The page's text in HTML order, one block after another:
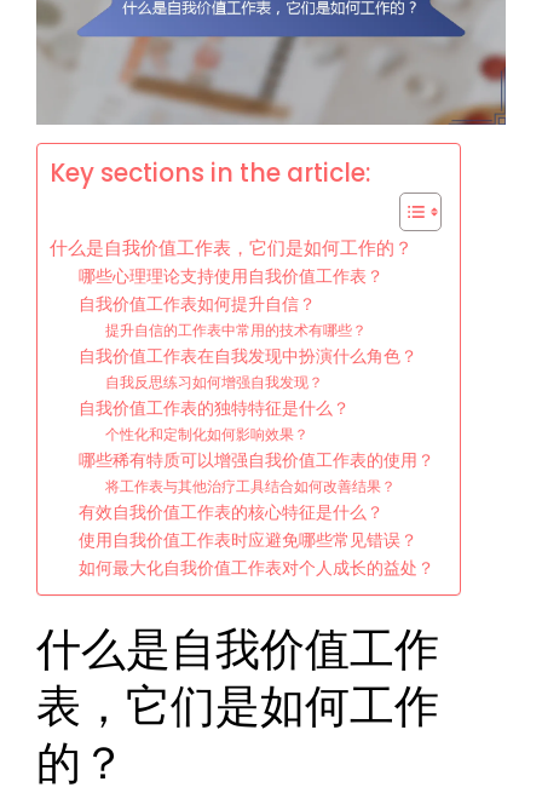
Key sections in the article:
什么是自我价值工作表，它们是如何工作的？
哪些心理理论支持使用自我价值工作表？
自我价值工作表如何提升自信？
提升自信的工作表中常用的技术有哪些？
自我价值工作表在自我发现中扮演什么角色？
自我反思练习如何增强自我发现？
自我价值工作表的独特特征是什么？
个性化和定制化如何影响效果？
哪些稀有特质可以增强自我价值工作表的使用？
将工作表与其他治疗工具结合如何改善结果？
有效自我价值工作表的核心特征是什么？
使用自我价值工作表时应避免哪些常见错误？
如何最大化自我价值工作表对个人成长的益处？
什么是自我价值工作
表，它们是如何工作
的？